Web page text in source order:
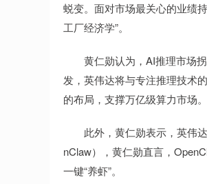
蜕变。面对市场最关心的业绩
工厂经济学”。
黄仁勋认为，AI推理市场拐
发，英伟达将与专注推理技术
的布局，支撑万亿级算力市场。
此外，黄仁勋表示，英伟达
nClaw），黄仁勋直言，
一键“养虾”。